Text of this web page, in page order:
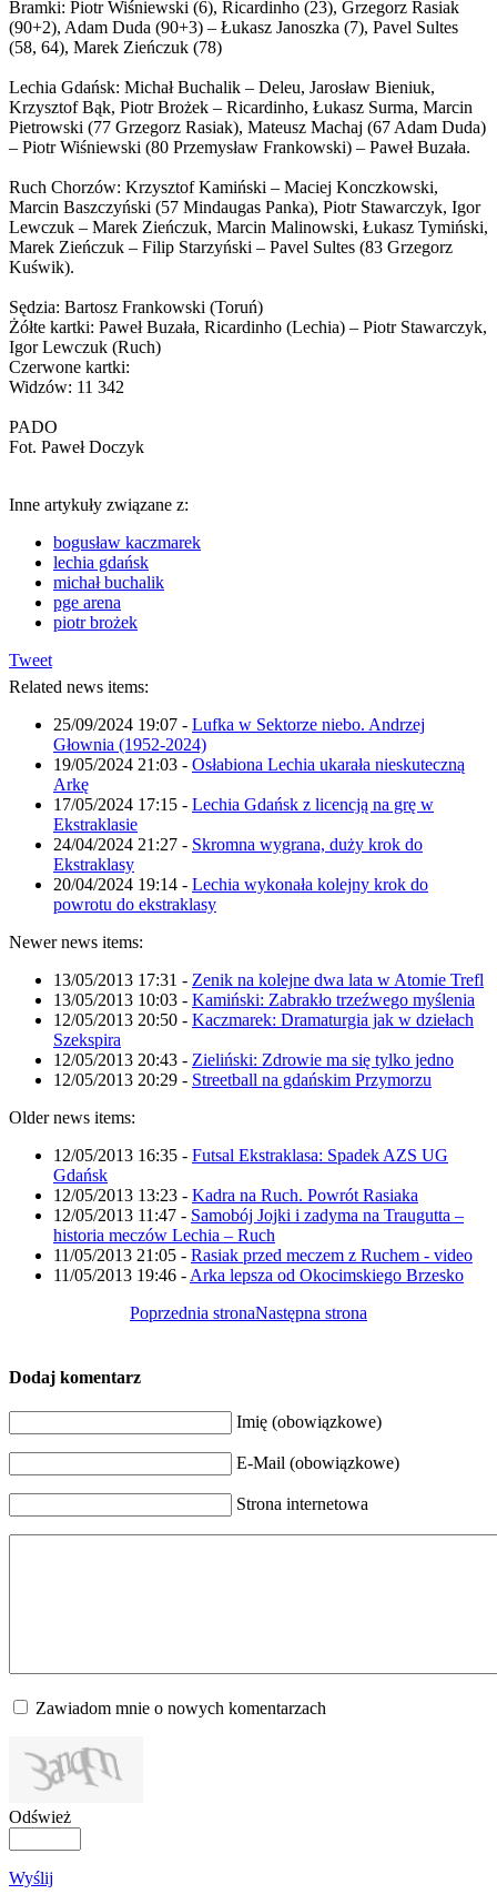
Bramki: Piotr Wiśniewski (6), Ricardinho (23), Grzegorz Rasiak
(90+2), Adam Duda (90+3) – Łukasz Janoszka (7), Pavel Sultes
(58, 64), Marek Zieńczuk (78)
Lechia Gdańsk: Michał Buchalik – Deleu, Jarosław Bieniuk,
Krzysztof Bąk, Piotr Brożek – Ricardinho, Łukasz Surma, Marcin
Pietrowski (77 Grzegorz Rasiak), Mateusz Machaj (67 Adam Duda)
– Piotr Wiśniewski (80 Przemysław Frankowski) – Paweł Buzała.
Ruch Chorzów: Krzysztof Kamiński – Maciej Konczkowski,
Marcin Baszczyński (57 Mindaugas Panka), Piotr Stawarczyk, Igor
Lewczuk – Marek Zieńczuk, Marcin Malinowski, Łukasz Tymiński,
Marek Zieńczuk – Filip Starzyński – Pavel Sultes (83 Grzegorz
Kuświk).
Sędzia: Bartosz Frankowski (Toruń)
Żółte kartki: Paweł Buzała, Ricardinho (Lechia) – Piotr Stawarczyk,
Igor Lewczuk (Ruch)
Czerwone kartki:
Widzów: 11 342
PADO
Fot. Paweł Doczyk
Inne artykuły związane z:
bogusław kaczmarek
lechia gdańsk
michał buchalik
pge arena
piotr brożek
Tweet
Related news items:
25/09/2024 19:07 - Lufka w Sektorze niebo. Andrzej
Głownia (1952-2024)
19/05/2024 21:03 - Osłabiona Lechia ukarała nieskuteczną
Arkę
17/05/2024 17:15 - Lechia Gdańsk z licencją na grę w
Ekstraklasie
24/04/2024 21:27 - Skromna wygrana, duży krok do
Ekstraklasy
20/04/2024 19:14 - Lechia wykonała kolejny krok do
powrotu do ekstraklasy
Newer news items:
13/05/2013 17:31 - Zenik na kolejne dwa lata w Atomie Trefl
13/05/2013 10:03 - Kamiński: Zabrakło trzeźwego myślenia
12/05/2013 20:50 - Kaczmarek: Dramaturgia jak w dziełach
Szekspira
12/05/2013 20:43 - Zieliński: Zdrowie ma się tylko jedno
12/05/2013 20:29 - Streetball na gdańskim Przymorzu
Older news items:
12/05/2013 16:35 - Futsal Ekstraklasa: Spadek AZS UG
Gdańsk
12/05/2013 13:23 - Kadra na Ruch. Powrót Rasiaka
12/05/2013 11:47 - Samobój Jojki i zadyma na Traugutta –
historia meczów Lechia – Ruch
11/05/2013 21:05 - Rasiak przed meczem z Ruchem - video
11/05/2013 19:46 -Arka lepsza od Okocimskiego Brzesko
Poprzednia stronaNastępna strona
Dodaj komentarz
Imię (obowiązkowe)
E-Mail (obowiązkowe)
Strona internetowa
Zawiadom mnie o nowych komentarzach
Odśwież
Wyślij